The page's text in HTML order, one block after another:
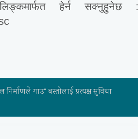
हेर्न सक्नुहुनेछ :
गाउ“ बस्तीलाई प्रत्यक्ष सुविधा